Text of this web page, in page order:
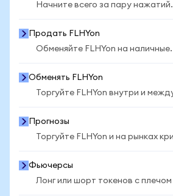
Начните всего за пару нажатий.
Продать FLHYon
Обменяйте FLHYon на наличные.
Обменять FLHYon
Торгуйте FLHYon внутри и
Прогнозы
Торгуйте FLHYon и на рынках
Фьючерсы
Лонг или шорт токенов с